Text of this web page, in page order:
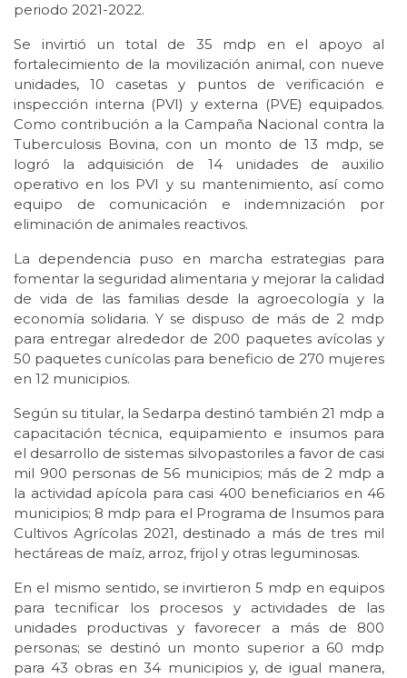
periodo 2021-2022.
Se invirtió un total de 35 mdp en el apoyo al
fortalecimiento de la movilización animal, con nueve
unidades, 10 casetas y puntos de verificación e
inspección interna (PVI) y externa (PVE) equipados.
Como contribución a la Campaña Nacional contra la
Tuberculosis Bovina, con un monto de 13 mdp, se
logró la adquisición de 14 unidades de auxilio
operativo en los PVI y su mantenimiento, así como
equipo de comunicación e indemnización por
eliminación de animales reactivos.
La dependencia puso en marcha estrategias para
fomentar la seguridad alimentaria y mejorar la calidad
de vida de las familias desde la agroecología y la
economía solidaria. Y se dispuso de más de 2 mdp
para entregar alrededor de 200 paquetes avícolas y
50 paquetes cunícolas para beneficio de 270 mujeres
en 12 municipios.
Según su titular, la Sedarpa destinó también 21 mdp a
capacitación técnica, equipamiento e insumos para
el desarrollo de sistemas silvopastoriles a favor de casi
mil 900 personas de 56 municipios; más de 2 mdp a
la actividad apícola para casi 400 beneficiarios en 46
municipios; 8 mdp para el Programa de Insumos para
Cultivos Agrícolas 2021, destinado a más de tres mil
hectáreas de maíz, arroz, frijol y otras leguminosas.
En el mismo sentido, se invirtieron 5 mdp en equipos
para tecnificar los procesos y actividades de las
unidades productivas y favorecer a más de 800
personas; se destinó un monto superior a 60 mdp
para 43 obras en 34 municipios y, de igual manera,